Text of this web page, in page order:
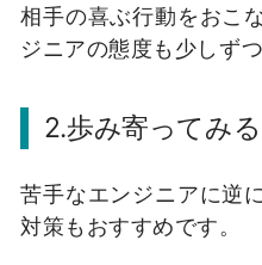
相手の喜ぶ行動をおこ
ジニアの態度も少しず
2.歩み寄ってみる
苦手なエンジニアに逆
対策もおすすめです。